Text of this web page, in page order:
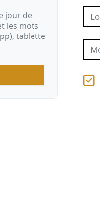
jour de
les mots
tablette